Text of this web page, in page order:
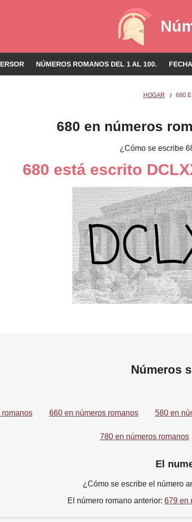
NÚMEROS ROMANOS DEL 1 AL 100.
HOGAR 680
680 en números
¿Cómo se escribe
680 está escrito
Números
660 en números romanos 580 en
780 en números romanos
El
¿Cómo se escribe el número
El número romano anterior: 679 en